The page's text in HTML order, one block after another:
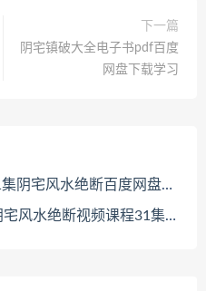
下一篇
阴宅镇破大全电子书pdf百度
网盘下载学习
风水绝断百度网盘下载学习
视频课程31集百度网盘下载学习